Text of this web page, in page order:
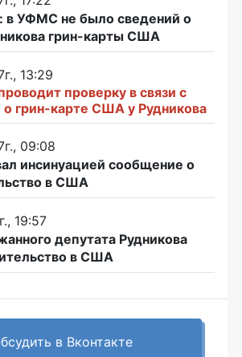
в УФМС не было сведений о
грин-карты США
13:29
проверку в связи с
грин-карте США у Рудникова
09:08
инсинуацией сообщение о
в США
19:57
депутата Рудникова
в США
в Вконтакте